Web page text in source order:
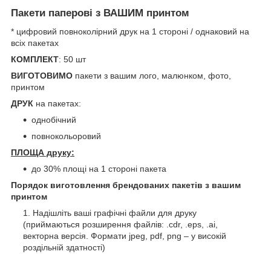
Пакети паперові з ВАШИМ принтом
* цифровий повноколірний друк на 1 стороні / однаковий на
всіх пакетах
КОМПЛЕКТ: 50 шт
ВИГОТОВИМО пакети з вашим лого, малюнком, фото,
принтом
ДРУК на пакетах:
однобічний
повнокольоровий
ПЛОЩА друку:
до 30% площі на 1 стороні пакета
Порядок виготовлення брендованих пакетів з вашим
принтом
Надішліть ваші графічні файли для друку
(приймаються розширення файлів: .cdr, .eps, .ai,
векторна версія. Формати jpeg, pdf, png – у високій
роздільній здатності)